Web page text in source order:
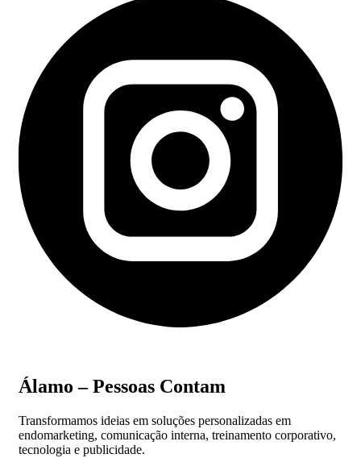
Álamo – Pessoas Contam
Transformamos ideias em soluções personalizadas em
endomarketing, comunicação interna, treinamento corporativo,
tecnologia e publicidade.